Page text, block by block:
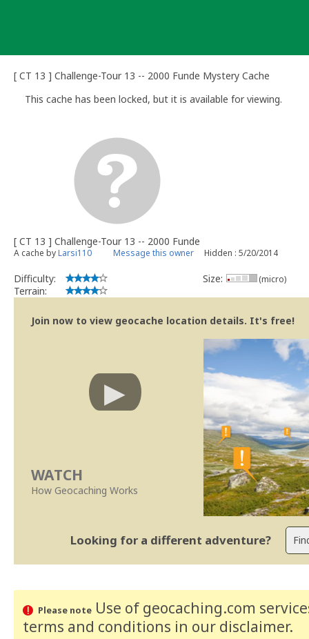
[ CT 13 ] Challenge-Tour 13 -- 2000 Funde Mystery Cache
This cache has been locked, but it is available for viewing.
[ CT 13 ] Challenge-Tour 13 -- 2000 Funde
A cache byLarsi110 Message this owner Hidden : 5/20/2014
Difficulty:
Terrain:
Size: (micro)
Join now to view geocache location details. It's free!
WATCH
How Geocaching Works
Looking for a different adventure?
Please noteUse of geocaching.com
terms and conditions in our disclaimer.